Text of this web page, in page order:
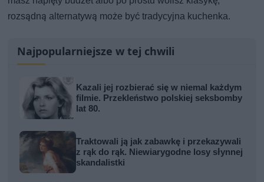
rozsądną alternatywą może być tradycyjna kuchenka.
Najpopularniejsze w tej chwili
Kazali jej rozbierać się w niemal każdym
filmie. Przekleństwo polskiej seksbomby
lat 80.
Traktowali ją jak zabawkę i przekazywali
z rąk do rąk. Niewiarygodne losy słynnej
skandalistki